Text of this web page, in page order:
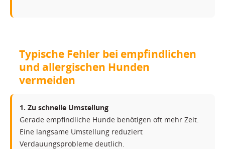
Typische Fehler bei empfindlichen
und allergischen Hunden
vermeiden
1. Zu schnelle Umstellung
Gerade empfindliche Hunde benötigen oft mehr Zeit.
Eine langsame Umstellung reduziert
Verdauungsprobleme deutlich.